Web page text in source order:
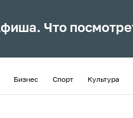
Что
Бизнес Спорт Культура